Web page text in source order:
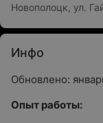
Новополоцк, ул.
Инфо
Обновлено:
Опыт работы: